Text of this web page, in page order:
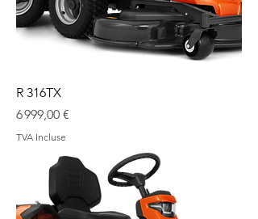
R 316TX
Prix
6 999,00 €
TVA Incluse